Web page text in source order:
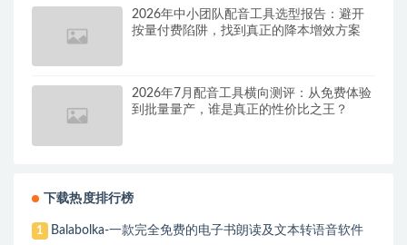
2026年中小团队配音工具选型报告：避开
按量付费陷阱，找到真正的降本增效方案
2026年7月配音工具横向测评：从免费体验
到批量量产，谁是真正的性价比之王？
下载热度排行榜
1 Balabolka-一款完全免费的电子书朗读及文本转语音软件